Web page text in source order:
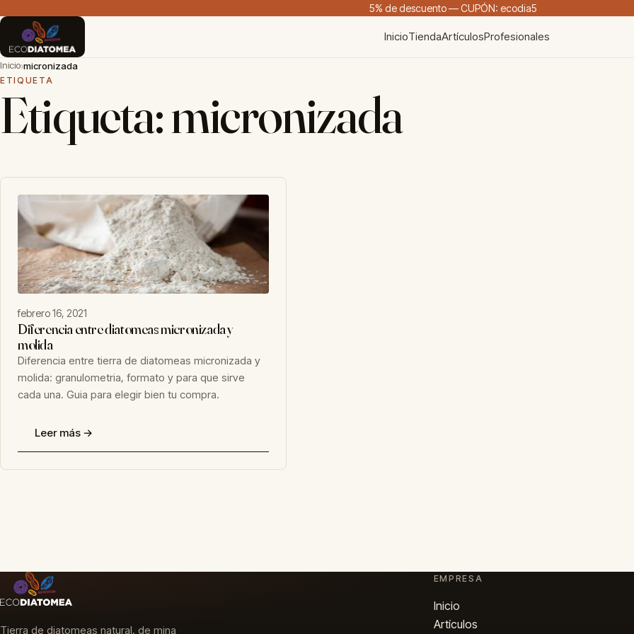
5% de descuento — CUPÓN: ecodia5
InicioTiendaArtículosProfesionales
Inicio›micronizada
ETIQUETA
Etiqueta:micronizada
febrero 16, 2021
Diferencia entre diatomeas micronizada y
molida
Diferencia entre tierra de diatomeas micronizada y
molida: granulometria, formato y para que sirve
cada una. Guia para elegir bien tu compra.
Leer más →
Tierra de diatomeas natural, de mina
EMPRESA
Inicio
Artículos